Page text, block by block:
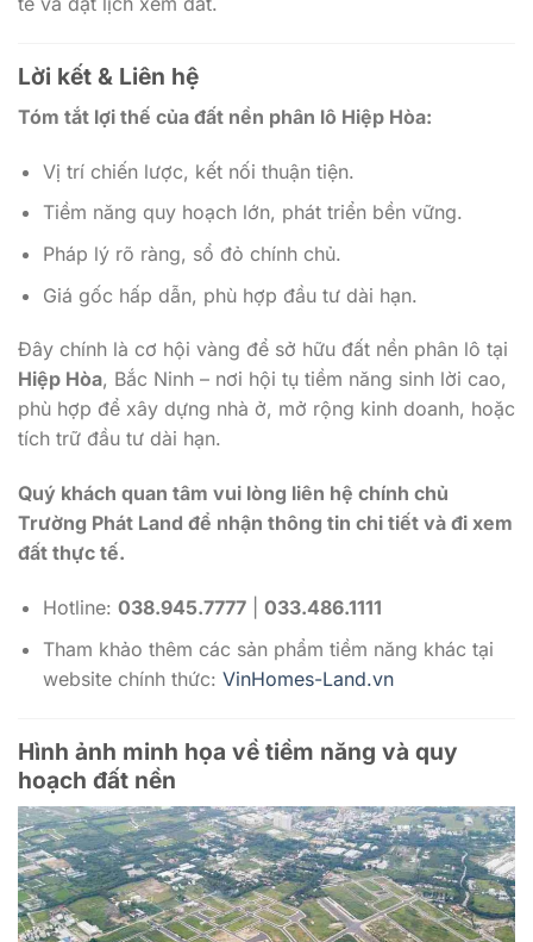
Lời kết & Liên hệ
Tóm tắt lợi thế của đất nền phân lô Hiệp Hòa:
Vị trí chiến lược, kết nối thuận tiện.
Tiềm năng quy hoạch lớn, phát triển bền vững.
Pháp lý rõ ràng, sổ đỏ chính chủ.
Giá gốc hấp dẫn, phù hợp đầu tư dài hạn.
Đây chính là cơ hội vàng để sở hữu đất nền phân lô tại
Hiệp Hòa, Bắc Ninh – nơi hội tụ tiềm năng sinh lời cao,
phù hợp để xây dựng nhà ở, mở rộng kinh doanh, hoặc
tích trữ đầu tư dài hạn.
Quý khách quan tâm vui lòng liên hệ chính chủ
Trường Phát Land để nhận thông tin chi tiết và đi xem
đất thực tế.
Hotline: 038.945.7777| 033.486.1111
Tham khảo thêm các sản phẩm tiềm năng khác tại
website chính thức: VinHomes-Land.vn
Hình ảnh minh họa về tiềm năng và quy
hoạch đất nền